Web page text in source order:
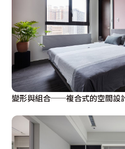
變形與組合──複合式的空間設